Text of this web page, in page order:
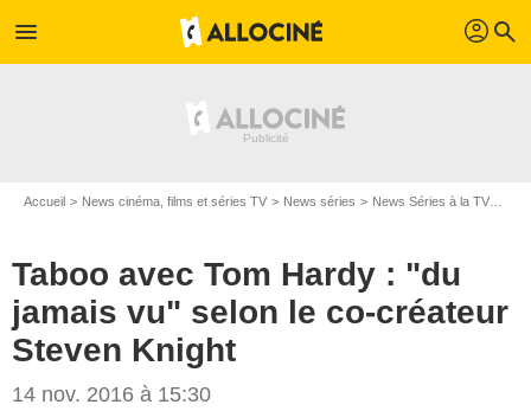
menu profil search
Accueil News cinéma, films et séries TV News séries News Séries à la TV
Taboo avec Tom Hardy : "du
jamais vu" selon le co-créateur
Steven Knight
14 nov. 2016 à 15:30